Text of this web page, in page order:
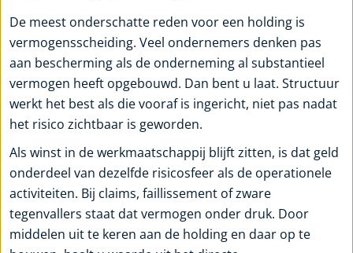
De meest onderschatte reden voor een holding is
vermogensscheiding. Veel ondernemers denken pas
aan bescherming als de onderneming al substantieel
vermogen heeft opgebouwd. Dan bent u laat. Structuur
werkt het best als die vooraf is ingericht, niet pas nadat
het risico zichtbaar is geworden.
Als winst in de werkmaatschappij blijft zitten, is dat geld
onderdeel van dezelfde risicosfeer als de operationele
activiteiten. Bij claims, faillissement of zware
tegenvallers staat dat vermogen onder druk. Door
middelen uit te keren aan de holding en daar op te